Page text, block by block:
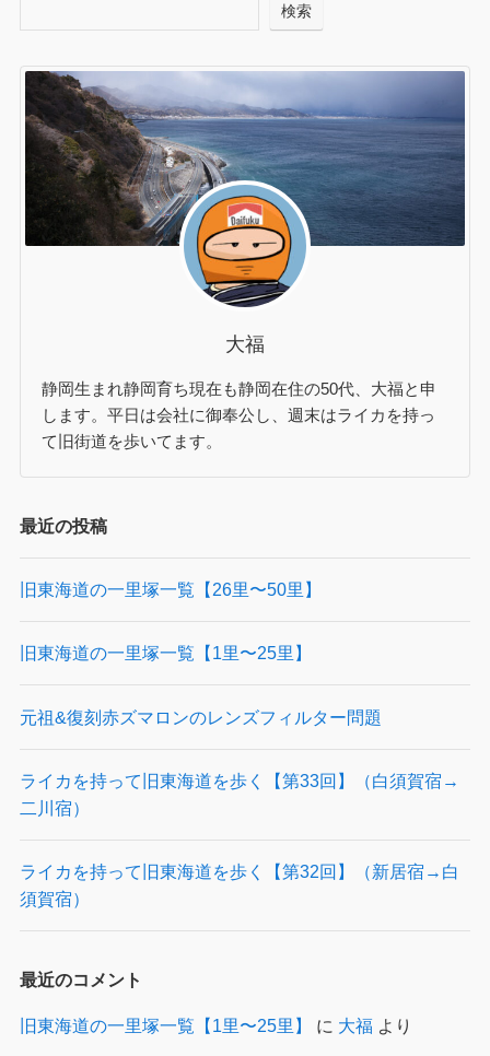
検索
大福
静岡生まれ静岡育ち現在も静岡在住の50代、大福と申
します。平日は会社に御奉公し、週末はライカを持っ
て旧街道を歩いてます。
最近の投稿
旧東海道の一里塚一覧【26里〜50里】
旧東海道の一里塚一覧【1里〜25里】
元祖&復刻赤ズマロンのレンズフィルター問題
ライカを持って旧東海道を歩く【第33回】（白須賀宿→
二川宿）
ライカを持って旧東海道を歩く【第32回】（新居宿→白
須賀宿）
最近のコメント
旧東海道の一里塚一覧【1里〜25里】 に 大福より